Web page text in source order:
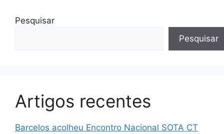
Pesquisar
Pesquisar
Artigos recentes
Barcelos acolheu Encontro Nacional SOTA CT